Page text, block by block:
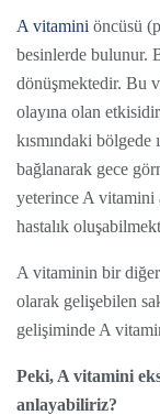
A vitamini öncüsü
besinlerde bulunur.
dönüşmektedir. Bu
olayına olan
kısmındaki bölgede
bağlanarak gece
yeterince A vitamini
hastalık
A vitaminin bir
olarak gelişebilen
gelişiminde A
Peki, A vitamini
anlayabiliriz?